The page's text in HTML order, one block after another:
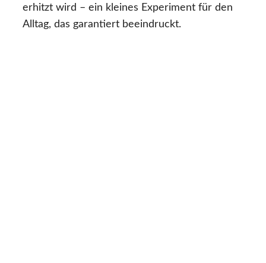
erhitzt wird – ein kleines Experiment für den
Alltag, das garantiert beeindruckt.